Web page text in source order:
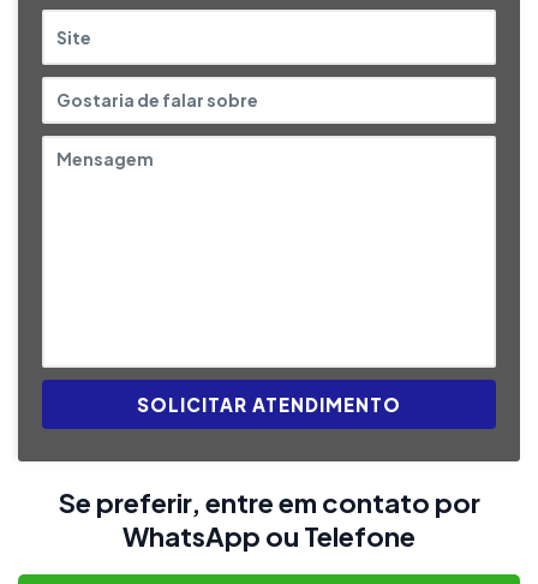
SOLICITAR ATENDIMENTO
Se preferir, entre em contato por
WhatsApp ou Telefone